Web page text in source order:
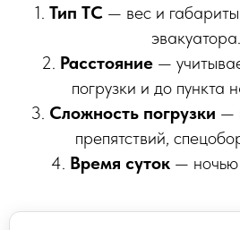
1. Тип ТС— вес и
эвакуатора.
2. Расстояние —
погрузки и до пункта
3. Сложность погрузки —
препятствий,
4. Время суток— ночью